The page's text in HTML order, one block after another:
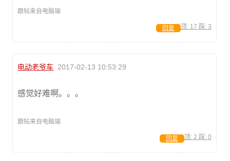
跟帖来自电脑端
顶: 17 踩: 3
回复
电动老爷车 2017-02-13 10:53:29
感觉好难啊。。。
跟帖来自电脑端
顶: 2 踩: 0
回复